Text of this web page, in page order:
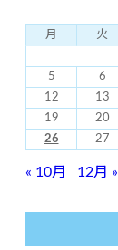
月 火
5
6
12
13
19
20
26
27
« 10月 12月 »